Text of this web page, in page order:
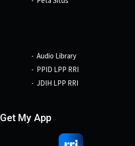
Audio Library
PPID LPP RRI
JDIH LPP RRI
Get My App